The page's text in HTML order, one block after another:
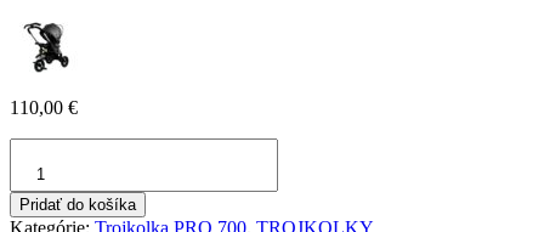
110,00 €
TROJKOLKA
PRO
700Pridať do košíka
Kategórie: Trojkolka PRO 700, TROJKOLKY